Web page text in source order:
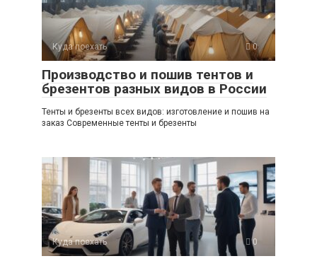
Куда поехать 0
Производство и пошив тентов и
брезентов разных видов в России
Тенты и брезенты всех видов: изготовление и пошив на
заказ Современные тенты и брезенты
Куда поехать 0